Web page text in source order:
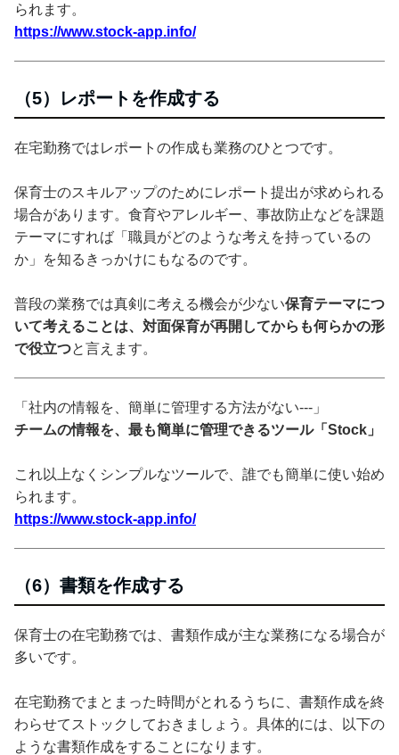
られます。
https://www.stock-app.info/
（5）レポートを作成する
在宅勤務ではレポートの作成も業務のひとつです。
保育士のスキルアップのためにレポート提出が求められる
場合があります。食育やアレルギー、事故防止などを課題
テーマにすれば「職員がどのような考えを持っているの
か」を知るきっかけにもなるのです。
普段の業務では真剣に考える機会が少ない保育テーマにつ
いて考えることは、対面保育が再開してからも何らかの形
で役立つと言えます。
「社内の情報を、簡単に管理する方法がない---」
チームの情報を、最も簡単に管理できるツール「Stock」
これ以上なくシンプルなツールで、誰でも簡単に使い始め
られます。
https://www.stock-app.info/
（6）書類を作成する
保育士の在宅勤務では、書類作成が主な業務になる場合が
多いです。
在宅勤務でまとまった時間がとれるうちに、書類作成を終
わらせてストックしておきましょう。具体的には、以下の
ような書類作成をすることになります。